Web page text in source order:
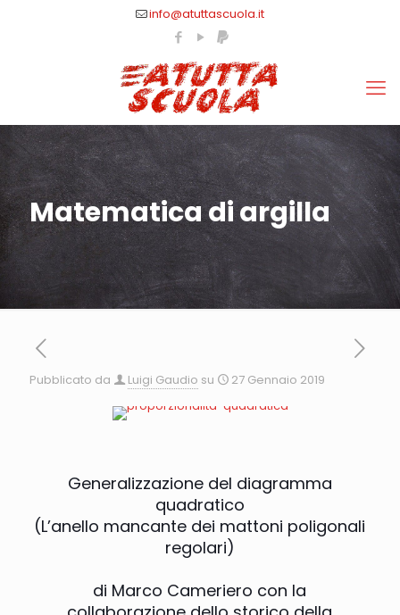
info@atuttascuola.it
Matematica di argilla
Pubblicato da Luigi Gaudio su 27 Gennaio 2019
Generalizzazione del diagramma
quadratico
(L’anello mancante dei mattoni poligonali
regolari)
di Marco Cameriero con la